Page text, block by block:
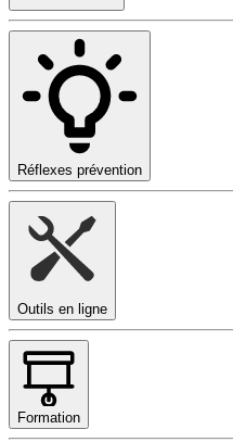
Réflexes prévention
Outils en ligne
Formation